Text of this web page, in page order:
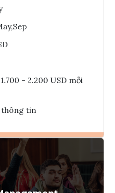
- 2.200 USD mỗi
thông tin
Ghi danh
Tham vấn Interlink